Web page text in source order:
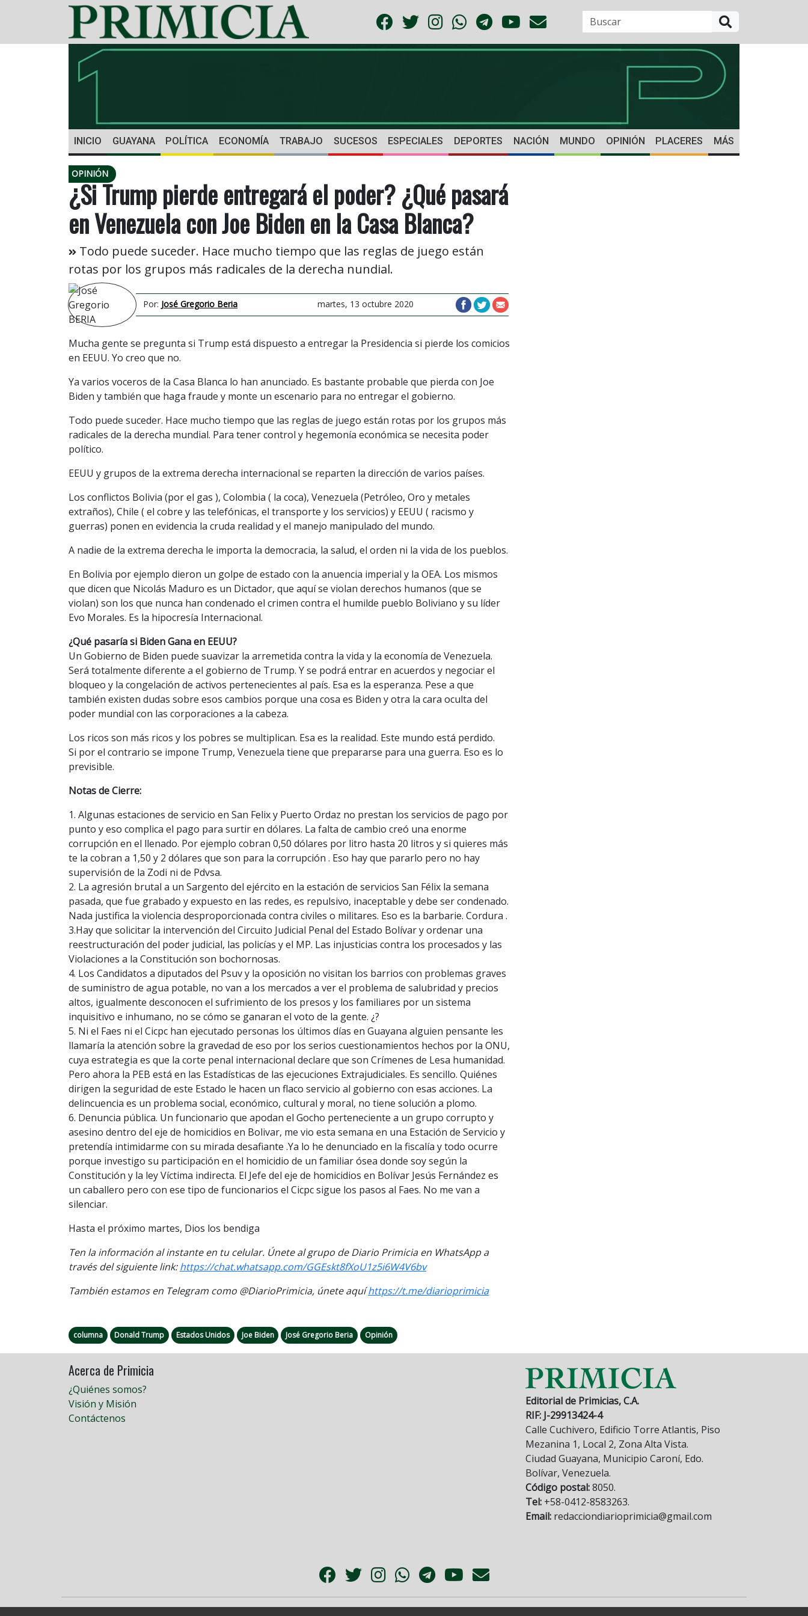
INICIO GUAYANA POLÍTICA ECONOMÍA TRABAJO SUCESOS ESPECIALES DEPORTES NACIÓN MUNDO OPINIÓN PLACERES MÁS
OPINIÓN
¿Si Trump pierde entregará el poder? ¿Qué pasará
en Venezuela con Joe Biden en la Casa Blanca?
Todo puede suceder. Hace mucho tiempo que las reglas de juego están
rotas por los grupos más radicales de la derecha nundial.
Por: José Gregorio Beria martes, 13 octubre 2020
Mucha gente se pregunta si Trump está dispuesto a entregar la Presidencia si pierde los comicios
en EEUU. Yo creo que no.
Ya varios voceros de la Casa Blanca lo han anunciado. Es bastante probable que pierda con Joe
Biden y también que haga fraude y monte un escenario para no entregar el gobierno.
Todo puede suceder. Hace mucho tiempo que las reglas de juego están rotas por los grupos más
radicales de la derecha mundial. Para tener control y hegemonía económica se necesita poder
político.
EEUU y grupos de la extrema derecha internacional se reparten la dirección de varios países.
Los conflictos Bolivia (por el gas ), Colombia ( la coca), Venezuela (Petróleo, Oro y metales
extraños), Chile ( el cobre y las telefónicas, el transporte y los servicios) y EEUU ( racismo y
guerras) ponen en evidencia la cruda realidad y el manejo manipulado del mundo.
A nadie de la extrema derecha le importa la democracia, la salud, el orden ni la vida de los pueblos.
En Bolivia por ejemplo dieron un golpe de estado con la anuencia imperial y la OEA. Los mismos
que dicen que Nicolás Maduro es un Dictador, que aquí se violan derechos humanos (que se
violan) son los que nunca han condenado el crimen contra el humilde pueblo Boliviano y su líder
Evo Morales. Es la hipocresía Internacional.
¿Qué pasaría si Biden Gana en EEUU?
Un Gobierno de Biden puede suavizar la arremetida contra la vida y la economía de Venezuela.
Será totalmente diferente a el gobierno de Trump. Y se podrá entrar en acuerdos y negociar el
bloqueo y la congelación de activos pertenecientes al país. Esa es la esperanza. Pese a que
también existen dudas sobre esos cambios porque una cosa es Biden y otra la cara oculta del
poder mundial con las corporaciones a la cabeza.
Los ricos son más ricos y los pobres se multiplican. Esa es la realidad. Este mundo está perdido.
Si por el contrario se impone Trump, Venezuela tiene que prepararse para una guerra. Eso es lo
previsible.
Notas de Cierre:
1. Algunas estaciones de servicio en San Felix y Puerto Ordaz no prestan los servicios de pago por
punto y eso complica el pago para surtir en dólares. La falta de cambio creó una enorme
corrupción en el llenado. Por ejemplo cobran 0,50 dólares por litro hasta 20 litros y si quieres más
te la cobran a 1,50 y 2 dólares que son para la corrupción . Eso hay que pararlo pero no hay
supervisión de la Zodi ni de Pdvsa.
2. La agresión brutal a un Sargento del ejército en la estación de servicios San Félix la semana
pasada, que fue grabado y expuesto en las redes, es repulsivo, inaceptable y debe ser condenado.
Nada justifica la violencia desproporcionada contra civiles o militares. Eso es la barbarie. Cordura .
3.Hay que solicitar la intervención del Circuito Judicial Penal del Estado Bolívar y ordenar una
reestructuración del poder judicial, las policías y el MP. Las injusticias contra los procesados y las
Violaciones a la Constitución son bochornosas.
4. Los Candidatos a diputados del Psuv y la oposición no visitan los barrios con problemas graves
de suministro de agua potable, no van a los mercados a ver el problema de salubridad y precios
altos, igualmente desconocen el sufrimiento de los presos y los familiares por un sistema
inquisitivo e inhumano, no se cómo se ganaran el voto de la gente. ¿?
5. Ni el Faes ni el Cicpc han ejecutado personas los últimos días en Guayana alguien pensante les
llamaría la atención sobre la gravedad de eso por los serios cuestionamientos hechos por la ONU,
cuya estrategia es que la corte penal internacional declare que son Crímenes de Lesa humanidad.
Pero ahora la PEB está en las Estadísticas de las ejecuciones Extrajudiciales. Es sencillo. Quiénes
dirigen la seguridad de este Estado le hacen un flaco servicio al gobierno con esas acciones. La
delincuencia es un problema social, económico, cultural y moral, no tiene solución a plomo.
6. Denuncia pública. Un funcionario que apodan el Gocho perteneciente a un grupo corrupto y
asesino dentro del eje de homicidios en Bolivar, me vio esta semana en una Estación de Servicio y
pretendía intimidarme con su mirada desafiante .Ya lo he denunciado en la fiscalía y todo ocurre
porque investigo su participación en el homicidio de un familiar ósea donde soy según la
Constitución y la ley Víctima indirecta. El Jefe del eje de homicidios en Bolívar Jesús Fernández es
un caballero pero con ese tipo de funcionarios el Cicpc sigue los pasos al Faes. No me van a
silenciar.
Hasta el próximo martes, Dios los bendiga
Ten la información al instante en tu celular. Únete al grupo de Diario Primicia en WhatsApp a
través del siguiente link: https://chat.whatsapp.com/GGEskt8fXoU1z5i6W4V6bv
También estamos en Telegram como @DiarioPrimicia, únete aquíhttps://t.me/diarioprimicia
columna Donald Trump Estados Unidos Joe Biden José Gregorio Beria Opinión
Acerca de Primicia
¿Quiénes somos?
Visión y Misión
Contáctenos
Editorial de Primicias, C.A.
RIF: J-29913424-4
Calle Cuchivero, Edificio Torre Atlantis, Piso
Mezanina 1, Local 2, Zona Alta Vista.
Ciudad Guayana, Municipio Caroní, Edo.
Bolívar, Venezuela.
Código postal:8050.
Tel: +58-0412-8583263.
Email: redacciondiarioprimicia@gmail.com